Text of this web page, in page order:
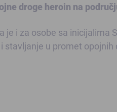
droge heroin na
i za osobe sa inicijalima
u promet opojnih